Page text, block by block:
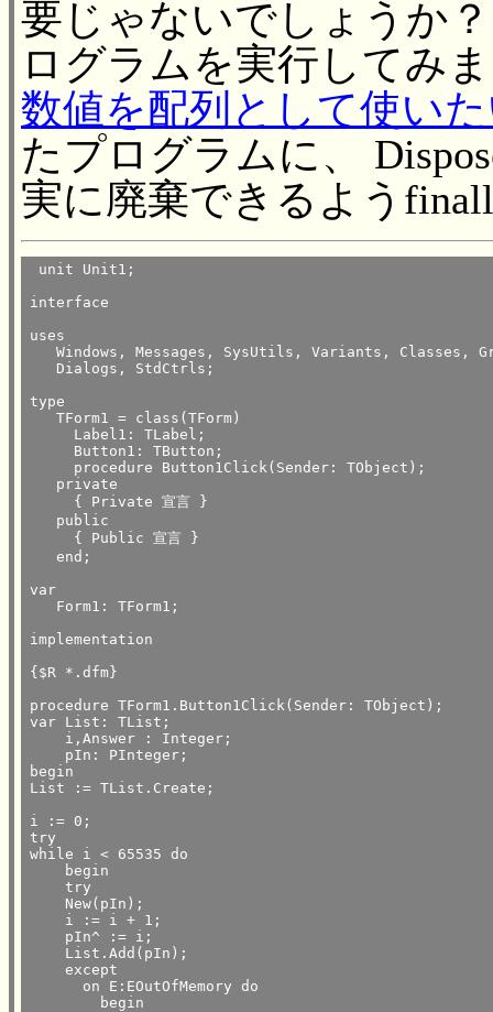
要じゃないでしょうか
ログラムを実行してみ
数値を配列として使い
たプログラムに、
実に廃棄できるよう
unit Unit1;
interface
uses
Windows, Messages, SysUtils, Variants, Classes,
   Dialogs, StdCtrls;
type
   TForm1 = class(TForm)
     Label1: TLabel;
     Button1: TButton;
     procedure Button1Click(Sender: TObject);
   private
     { Private 宣言 }
   public
     { Public 宣言 }
   end;
var
   Form1: TForm1;
implementation
{$R *.dfm}
procedure TForm1.Button1Click(Sender: TObject);
var List: TList;
    i,Answer : Integer;
    pIn: PInteger;
begin
List := TList.Create;
i := 0;
try
while i < 65535 do
    begin
    try
    New(pIn);
    i := i + 1;
    pIn^ := i;
    List.Add(pIn);
    except
      on E:EOutOfMemory do
        begin